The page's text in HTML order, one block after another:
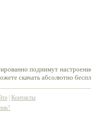
поднимут
скачать абсолютно
Контакты